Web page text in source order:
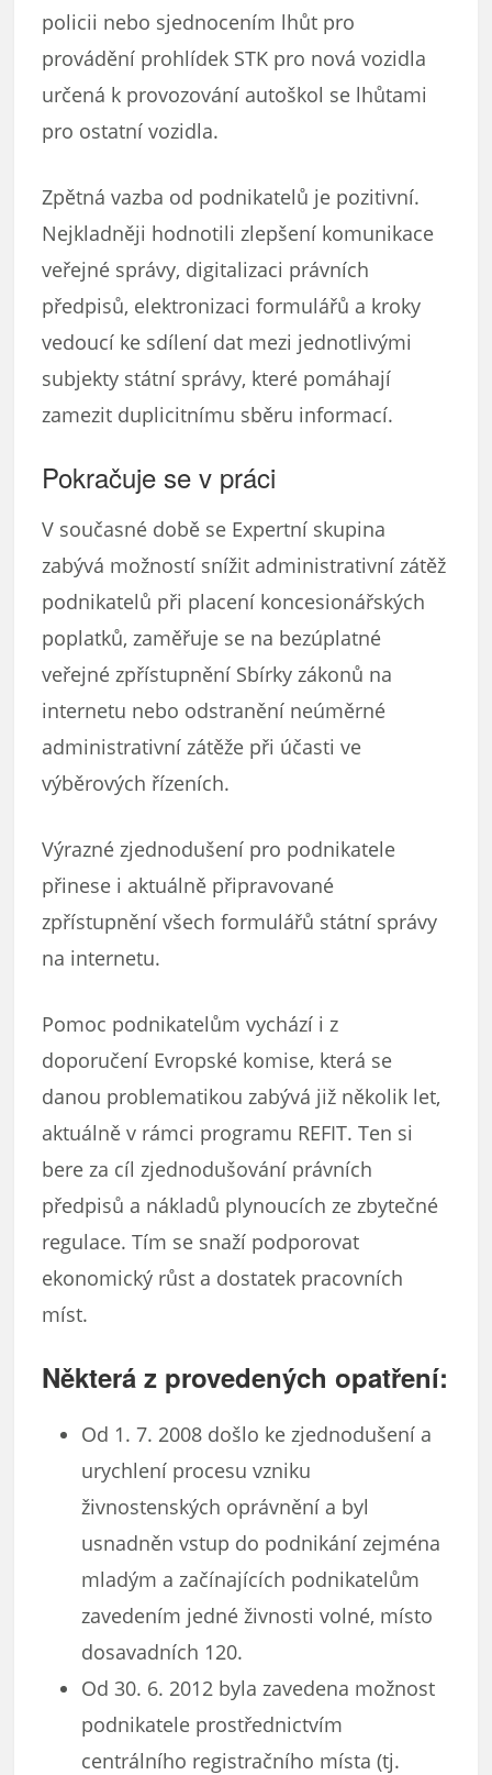
policii nebo sjednocením lhůt pro
provádění prohlídek STK pro nová vozidla
určená k provozování autoškol se lhůtami
pro ostatní vozidla.
Zpětná vazba od podnikatelů je pozitivní.
Nejkladněji hodnotili zlepšení komunikace
veřejné správy, digitalizaci právních
předpisů, elektronizaci formulářů a kroky
vedoucí ke sdílení dat mezi jednotlivými
subjekty státní správy, které pomáhají
zamezit duplicitnímu sběru informací.
Pokračuje se v práci
V současné době se Expertní skupina
zabývá možností snížit administrativní zátěž
podnikatelů při placení koncesionářských
poplatků, zaměřuje se na bezúplatné
veřejné zpřístupnění Sbírky zákonů na
internetu nebo odstranění neúměrné
administrativní zátěže při účasti ve
výběrových řízeních.
Výrazné zjednodušení pro podnikatele
přinese i aktuálně připravované
zpřístupnění všech formulářů státní správy
na internetu.
Pomoc podnikatelům vychází i z
doporučení Evropské komise, která se
danou problematikou zabývá již několik let,
aktuálně v rámci programu REFIT. Ten si
bere za cíl zjednodušování právních
předpisů a nákladů plynoucích ze zbytečné
regulace. Tím se snaží podporovat
ekonomický růst a dostatek pracovních
míst.
Některá z provedených opatření:
Od 1. 7. 2008 došlo ke zjednodušení a
urychlení procesu vzniku
živnostenských oprávnění a byl
usnadněn vstup do podnikání zejména
mladým a začínajících podnikatelům
zavedením jedné živnosti volné, místo
dosavadních 120.
Od 30. 6. 2012 byla zavedena možnost
podnikatele prostřednictvím
centrálního registračního místa (tj.